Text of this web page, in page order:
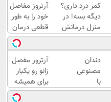
کمر درد داری؟
دیگه بسه! در
منزل درمانش
کن
(◀پرسش‌نامه)
آرتروز مفاصل
خود را به طور
قطعی درمان
کنید!
◗پرسش‌نامه◖
دندان
مصنوعی
با
تکنولوژی
آرتروز مفصل
زانو رو یکبار
برای همیشه
درمان کن!